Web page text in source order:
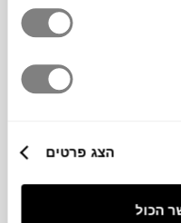
הצג פרטים
הכול